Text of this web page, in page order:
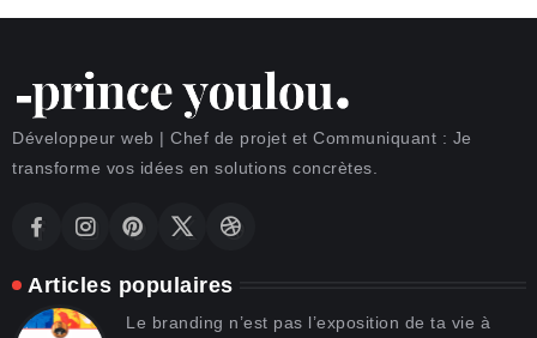
Développeur web | Chef de projet et Communiquant : Je
transforme vos idées en solutions concrètes.
Articles populaires
Le branding n’est pas l’exposition de ta vie à